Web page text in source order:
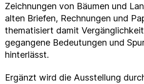
Zeichnungen von Bäumen und
alten Briefen, Rechnungen und
thematisiert damit
gegangene Bedeutungen und
hinterlässt.
Ergänzt wird die Ausstellung